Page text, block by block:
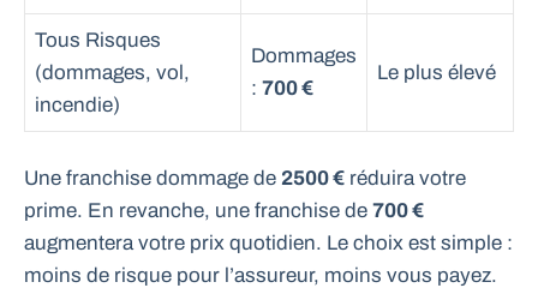
Tous Risques
(dommages, vol,
incendie)
Dommages
: 700 €
Le plus élevé
Une franchise dommage de 2500 € réduira votre
prime. En revanche, une franchise de 700 €
augmentera votre prix quotidien. Le choix est simple :
moins de risque pour l’assureur, moins vous payez.